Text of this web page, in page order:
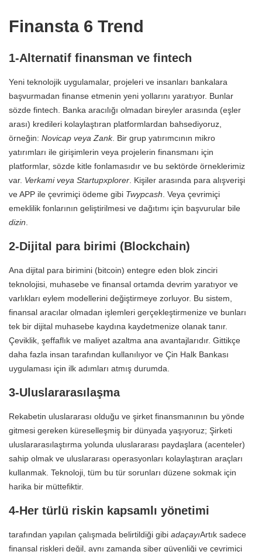
Finansta 6 Trend
1-Alternatif finansman ve fintech
Yeni teknolojik uygulamalar, projeleri ve insanları bankalara
başvurmadan finanse etmenin yeni yollarını yaratıyor. Bunlar
sözde fintech. Banka aracılığı olmadan bireyler arasında (eşler
arası) kredileri kolaylaştıran platformlardan bahsediyoruz,
örneğin: Novicap veya Zank. Bir grup yatırımcının mikro
yatırımları ile girişimlerin veya projelerin finansmanı için
platformlar, sözde kitle fonlamasıdır ve bu sektörde örneklerimiz
var. Verkami veya Startupxplorer . Kişiler arasında para alışverişi
ve APP ile çevrimiçi ödeme gibi Twypcash . Veya çevrimiçi
emeklilik fonlarının geliştirilmesi ve dağıtımı için başvurular bile
dizin
2-Dijital para birimi (Blockchain)
Ana dijital para birimini (bitcoin) entegre eden blok zinciri
teknolojisi, muhasebe ve finansal ortamda devrim yaratıyor ve
varlıkları eylem modellerini değiştirmeye zorluyor. Bu sistem,
finansal aracılar olmadan işlemleri gerçekleştirmenize ve bunları
tek bir dijital muhasebe kaydına kaydetmenize olanak tanır.
Çeviklik, şeffaflık ve maliyet azaltma ana avantajlarıdır. Gittikçe
daha fazla insan tarafından kullanılıyor ve Çin Halk Bankası
uygulaması için ilk adımları atmış durumda.
3-Uluslararasılaşma
Rekabetin uluslararası olduğu ve şirket finansmanının bu yönde
gitmesi gereken küreselleşmiş bir dünyada yaşıyoruz; Şirketi
uluslararasılaştırma yolunda uluslararası paydaşlara (acenteler)
sahip olmak ve uluslararası operasyonları kolaylaştıran araçları
kullanmak. Teknoloji, tüm bu tür sorunları düzene sokmak için
harika bir müttefiktir.
4-Her türlü riskin kapsamlı yönetimi
tarafından yapılan çalışmada belirtildiği gibi adaçayıArtık sadece
finansal riskleri değil, aynı zamanda siber güvenliği ve çevrimiçi